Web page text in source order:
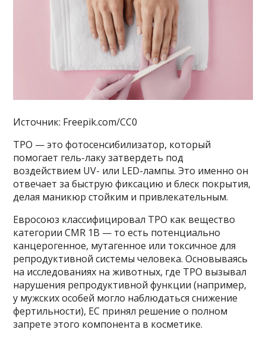
Источник: Freepik.com/CC0
TPO — это фотосенсибилизатор, который
помогает гель-лаку затвердеть под
воздействием UV- или LED-лампы. Это именно он
отвечает за быструю фиксацию и блеск покрытия,
делая маникюр стойким и привлекательным.
Евросоюз классифицировал TPO как вещество
категории CMR 1B — то есть потенциально
канцерогенное, мутагенное или токсичное для
репродуктивной системы человека. Основываясь
на исследованиях на животных, где TPO вызывал
нарушения репродуктивной функции (например,
у мужских особей могло наблюдаться снижение
фертильности), ЕС принял решение о полном
запрете этого компонента в косметике.